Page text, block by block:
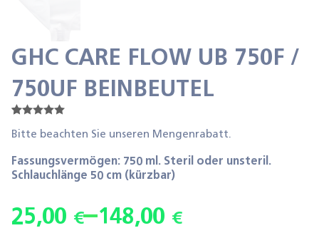
GHC CARE FLOW UB 750F /
750UF BEINBEUTEL
mit5.00
auf
Kundenbe
Bitte beachten Sie unseren Mengenrabatt.
Fassungsvermögen: 750 ml. Steril oder unsteril.
Schlauchlänge 50 cm (kürzbar)
25,00 €–148,00 €